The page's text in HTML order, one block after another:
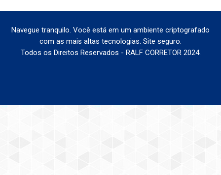
Navegue tranquilo. Você está em um ambiente criptografado
com as mais altas tecnologias. Site seguro.
Todos os Direitos Reservados - RALF CORRETOR 2024.